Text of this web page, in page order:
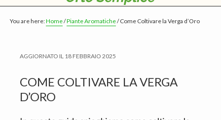
n
o
n
m
r
y
t
r
You are here:Home/Piante Aromatiche/Come Coltivare la Verga d’Oro
AGGIORNATO IL 18 FEBBRAIO 2025
COME COLTIVARE LA VERGA
D’ORO